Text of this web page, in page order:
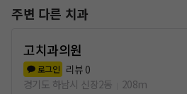
주변 다른 치과
고치과의원
로그인 리뷰 0
경기도 하남시 신장2동
208m